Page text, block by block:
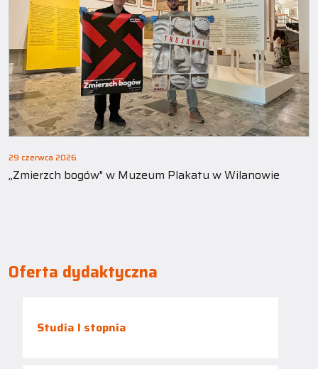
29 czerwca 2026
„Zmierzch bogów" w Muzeum Plakatu w Wilanowie
Oferta dydaktyczna
Studia I stopnia